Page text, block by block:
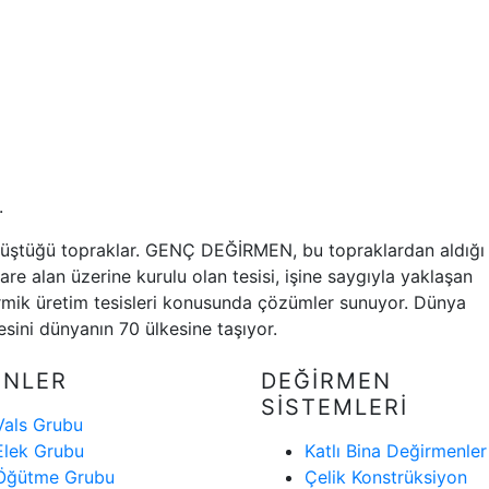
topraklar. GENÇ DEĞİRMEN, bu topraklardan aldığı
alan üzerine kurulu olan tesisi, işine saygıyla yaklaşan
üretim tesisleri konusunda çözümler sunuyor. Dünya
dünyanın 70 ülkesine taşıyor.
Grubu
Grubu
Grubu
DEĞİRMEN
SİSTEMLERİ
Katlı Bina Değirmenler
Çelik Konstrüksiyon